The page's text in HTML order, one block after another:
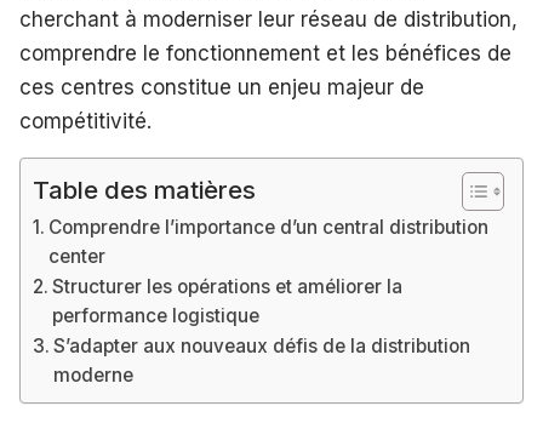
cherchant à moderniser leur réseau de distribution,
comprendre le fonctionnement et les bénéfices de
ces centres constitue un enjeu majeur de
compétitivité.
Table des matières
Comprendre l’importance d’un central distribution
center
Structurer les opérations et améliorer la
performance logistique
S’adapter aux nouveaux défis de la distribution
moderne